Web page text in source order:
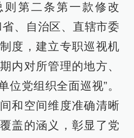
则第二条第一款修改
省、自治区、直辖市委
度，建立专职巡视机
内对所管理的地方、
位党组织全面巡视”。
和空间维度准确清晰
盖的涵义，彰显了党